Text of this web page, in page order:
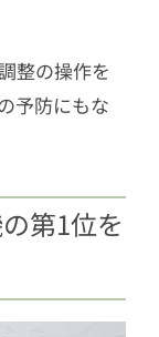
整の操作を
予防にもな
第1位を